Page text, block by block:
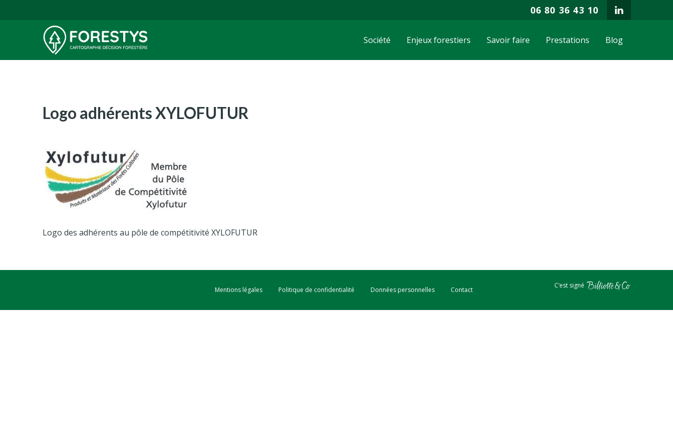
06 80 36 43 10
Société Enjeux forestiers Savoir faire Prestations Blog
Logo adhérents XYLOFUTUR
Logo des adhérents au pôle de compétitivité XYLOFUTUR
Mentions légales Politique de confidentialité Données personnelles Contact
C‘est signé